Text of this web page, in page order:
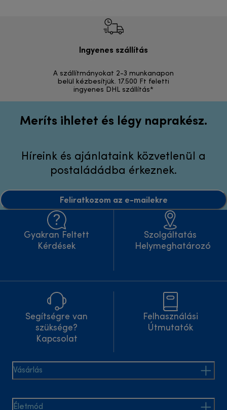
Ingyenes szállítás
A szállítmányokat 2-3 munkanapon
belül kézbesítjük. 17.500 Ft feletti
ingyenes DHL szállítás*
Meríts ihletet és légy naprakész.
Híreink és ajánlataink közvetlenül a
postaládádba érkeznek.
Feliratkozom az e-mailekre
Gyakran Feltett
Kérdések
Szolgáltatás
Helymeghatározó
Segítségre van
szüksége?
Kapcsolat
Felhasználási
Útmutatók
Vásárlás
Életmód